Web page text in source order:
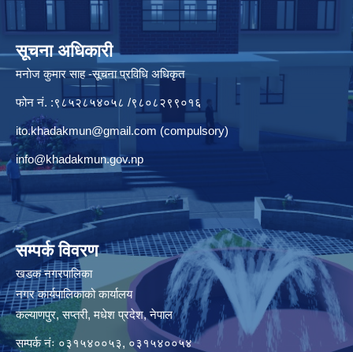
सूचना अधिकारी
मनाेज कुमार साह -सूचना प्रविधि अधिकृत
फोन नं. :९८५२८५४०५८ /९८०८२९९०१६
ito.khadakmun@gmail.com (compulsory)
info@khadakmun.gov.np
सम्पर्क विवरण
खडक नगरपालिका
नगर कार्यपालिकाको कार्यालय
कल्याणपुर, सप्तरी, मधेश प्रदेश, नेपाल
सम्पर्क नंः ०३१५४००५३, ०३१५४००५४